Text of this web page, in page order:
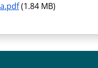
(1.84 MB)